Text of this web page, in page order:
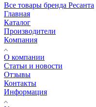
Все товары бренда Ресанта
Главная
Каталог
Производители
Компания
О компании
Статьи и новости
Отзывы
Контакты
Информация